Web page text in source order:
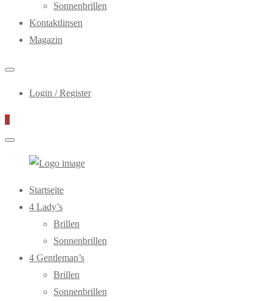
Sonnenbrillen
Kontaktlinsen
Magazin
Login / Register
0
Primary
Menu
Startseite
4 Lady’s
Brillen
Sonnenbrillen
4 Gentleman’s
Brillen
Sonnenbrillen